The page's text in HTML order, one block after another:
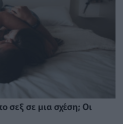
σεξ σε μια σχέση; Οι